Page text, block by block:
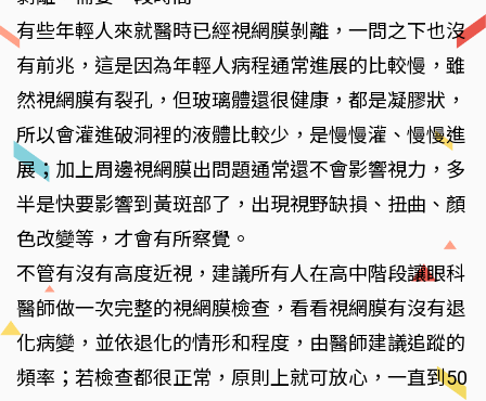
有些年輕人來就醫時已經視網膜剝離，一問之下也沒
有前兆，這是因為年輕人病程通常進展的比較慢，雖
然視網膜有裂孔，但玻璃體還很健康，都是凝膠狀，
所以會灌進破洞裡的液體比較少，是慢慢灌、慢慢進
展；加上周邊視網膜出問題通常還不會影響視力，多
半是快要影響到黃斑部了，出現視野缺損、扭曲、顏
色改變等，才會有所察覺。
不管有沒有高度近視，建議所有人在高中階段讓眼科
醫師做一次完整的視網膜檢查，看看視網膜有沒有退
化病變，並依退化的情形和程度，由醫師建議追蹤的
頻率；若檢查都很正常，原則上就可放心，一直到50